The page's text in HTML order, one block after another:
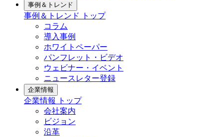
事例＆トレンド
事例＆トレンド トップ
コラム
導入事例
ホワイトペーパー
パンフレット・ビデオ
ウェビナー・イベント
ニュースレター登録
企業情報
企業情報 トップ
会社案内
ビジョン
沿革